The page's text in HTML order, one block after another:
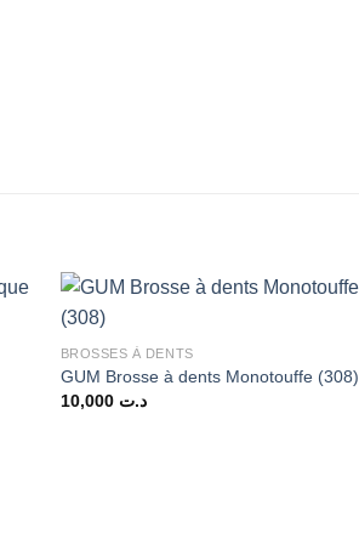
BROSSES À DENTS
GUM Brosse à dents Monotouffe (308)
د.ت 10,000